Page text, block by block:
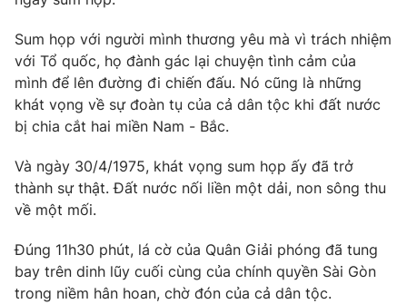
Truyền hình
Phim VTV
Hậu trường
Nhân vật
Khán giả
Giải sao mai
Giải trí
Điện ảnh
Âm nhạc
Sao
Đời sống
Làm đẹp
Giáo dục
Tuyển sinh
Học trực tuyến
Công nghệ
Hitech Công nghệ tương lai
Sản phẩm
Giao lưu trực tuyến
Sum họp với người mình thương yêu mà vì trách nhiệm
với Tổ quốc, họ đành gác lại chuyện tình cảm của
mình để lên đường đi chiến đấu. Nó cũng là những
khát vọng về sự đoàn tụ của cả dân tộc khi đất nước
bị chia cắt hai miền Nam - Bắc.
Và ngày 30/4/1975, khát vọng sum họp ấy đã trở
thành sự thật. Đất nước nối liền một dải, non sông thu
về một mối.
Đúng 11h30 phút, lá cờ của Quân Giải phóng đã tung
bay trên dinh lũy cuối cùng của chính quyền Sài Gòn
trong niềm hân hoan, chờ đón của cả dân tộc.